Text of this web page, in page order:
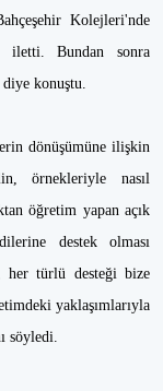
Kolejleri'nde
iletti. Bundan sonra
konuştu.
dönüşümüne ilişkin
örnekleriyle nasıl
öğretim yapan açık
destek olması
her türlü desteği bize
yaklaşımlarıyla
söyledi.